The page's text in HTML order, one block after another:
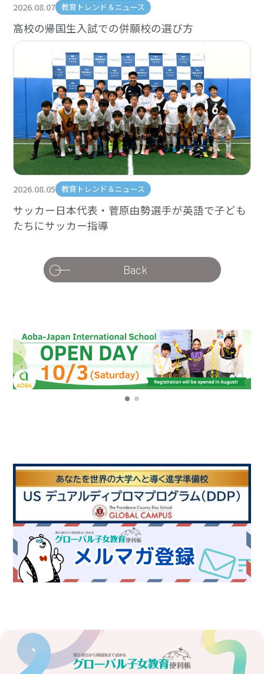
2026.08.07 教育トレンド＆ニュース
高校の帰国生入試での併願校の選び方
2026.08.05 教育トレンド＆ニュース
サッカー日本代表・菅原由勢選手が英語で子ども
たちにサッカー指導
Back